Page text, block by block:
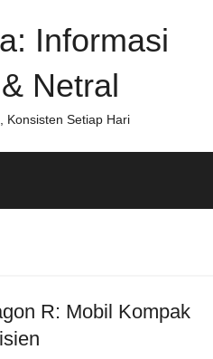
Informasi
Netral
Konsisten Setiap Hari
R: Mobil Kompak